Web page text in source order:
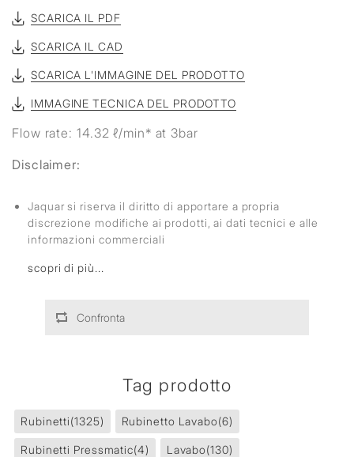
SCARICA IL PDF
SCARICA IL CAD
SCARICA L'IMMAGINE DEL PRODOTTO
IMMAGINE TECNICA DEL PRODOTTO
Flow rate: 14.32 ℓ/min* at 3bar
Disclaimer:
Jaquar si riserva il diritto di apportare a propria
discrezione modifiche ai prodotti, ai dati tecnici e alle
informazioni commerciali
scopri di più...
Confronta
Tag prodotto
Rubinetti(1325) Rubinetto Lavabo(6)
Rubinetti Pressmatic(4) Lavabo(130)